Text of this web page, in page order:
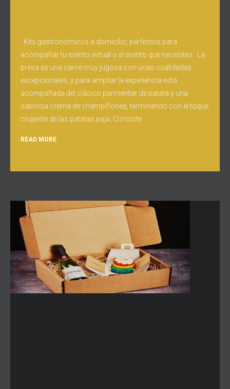
Kits gastronómicos a domicilio, perfectos para
acompañar tu evento virtual o el evento que necesites. La
presa es una carne muy jugosa con unas cualidades
excepcionales, y para ampliar la experiencia está
acompañada del clásico parmentier de patata y una
sabrosa crema de champiñones, terminando con el toque
crujiente de las patatas paja. Consiste
READ MORE